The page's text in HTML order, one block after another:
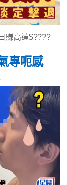
賺高達$????
專呃感